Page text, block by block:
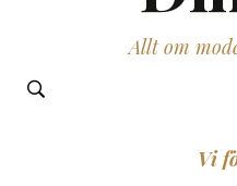
Allt om
Vi